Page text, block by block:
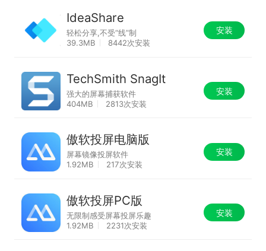
IdeaShare
轻松分享,不受“线”制
39.3MB
8442次安装
安装
TechSmith SnagIt
强大的屏幕捕获软件
404MB
2813次安装
安装
傲软投屏电脑版
屏幕镜像投屏软件
1.92MB
217次安装
安装
傲软投屏PC版
无限制感受屏幕投屏乐趣
1.92MB
2231次安装
安装